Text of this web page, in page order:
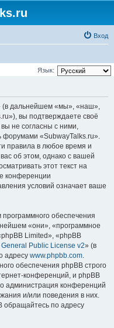
Вход
Язык:
(в дальнейшем «мы», «наш»,
вы подтверждаете своё
не согласны с ними,
форумами «SubwayTalks.ru».
правила в любое время и
об этом, однако с вашей
этот текст на
конференции
условий означает ваше
обеспечения
«они», «программное
Limited», «phpBB
Public License v2» (в
адресу www.phpbb.com.
обеспечения phpBB строго
конференций, и phpBB
администрация конференций
и/или поведения в них.
обращайтесь по адресу